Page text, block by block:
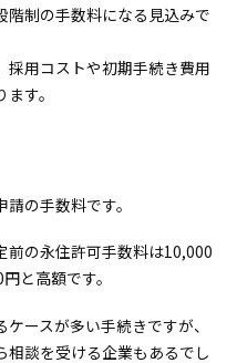
階制の手数料になる見込みで
採用コストや初期手続き費用
す。
の手数料です。
前の永住許可手数料は10,000
と高額です。
ースが多い手続きですが、
談を受ける企業もあるでし